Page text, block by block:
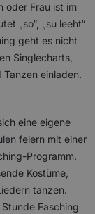
oder Frau ist im
„so“, „su leeht“
geht es nicht
Singlecharts,
einladen.
eine eigene
feiern mit einer
Programm.
Kostüme,
tanzen.
Fasching